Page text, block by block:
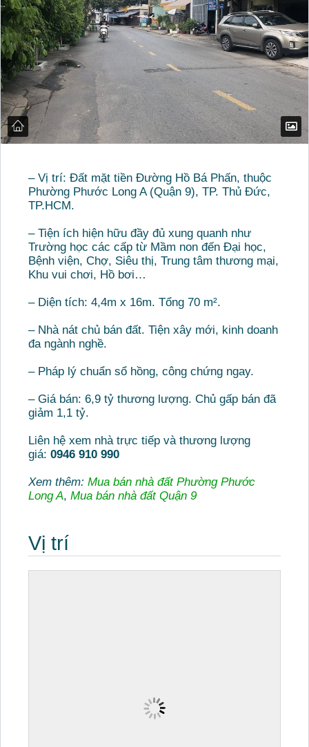
– Vị trí: Đất mặt tiền Đường Hồ Bá Phấn, thuộc
Phường Phước Long A (Quận 9), TP. Thủ Đức,
TP.HCM.
– Tiện ích hiện hữu đầy đủ xung quanh như
Trường học các cấp từ Mầm non đến Đại học,
Bệnh viện, Chợ, Siêu thị, Trung tâm thương mại,
Khu vui chơi, Hồ bơi…
– Diện tích: 4,4m x 16m. Tổng 70 m².
– Nhà nát chủ bán đất. Tiện xây mới, kinh doanh
đa ngành nghề.
– Pháp lý chuẩn sổ hồng, công chứng ngay.
– Giá bán: 6,9 tỷ thương lượng. Chủ gấp bán đã
giảm 1,1 tỷ.
Liên hệ xem nhà trực tiếp và thương lượng
giá: 0946 910 990
Xem thêm: Mua bán nhà đất Phường Phước
Long A, Mua bán nhà đất Quận 9
Vị trí